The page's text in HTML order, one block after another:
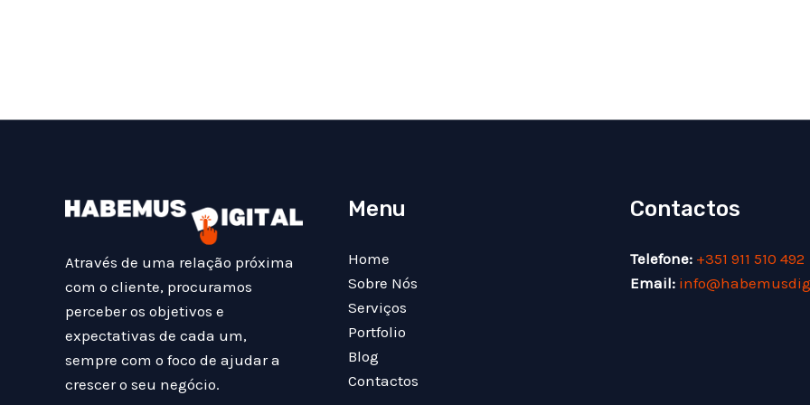
Através de uma relação próxima
com o cliente, procuramos
perceber os objetivos e
expectativas de cada um,
sempre com o foco de ajudar a
crescer o seu negócio.
Menu
Home
Sobre Nós
Serviços
Portfolio
Blog
Contactos
Contactos
Telefone: +351 911 510 492
Email: